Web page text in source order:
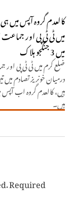
کالعدم گروہ آپس میں
میں ٹی ٹی پی اور
میں 3 جنگجو ہلاک
ضلع کرم میں ٹی ٹی پی
درمیان خونریز تصادم میں
ہیں، کالعدم گروہ اب
ہیں۔
Required